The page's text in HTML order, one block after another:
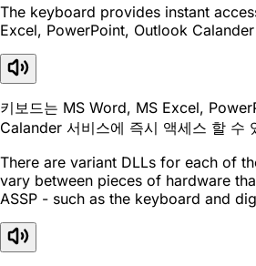
The keyboard provides instant
Excel, PowerPoint, Outlook
키보드는 MS Word, MS Excel,
Calander 서비스에 즉시 액세스 할 수
There are variant DLLs for each of
vary between pieces of hardware
ASSP - such as the keyboard and